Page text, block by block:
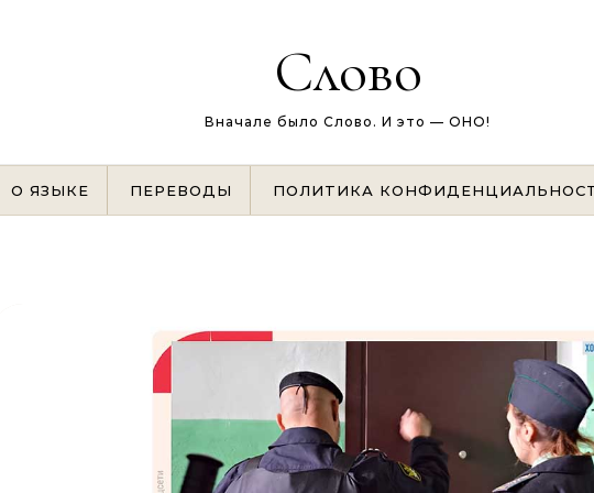
Слово
Вначале было Слово. И это — ОНО!
О ЯЗЫКЕ ПЕРЕВОДЫ ПОЛИТИКА